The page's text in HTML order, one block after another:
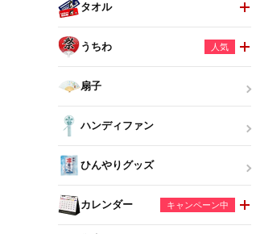
タオル
うちわ 人気
扇子
ハンディファン
ひんやりグッズ
カレンダー キャンペーン中